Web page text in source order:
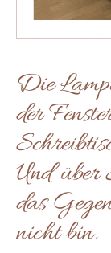
Die
der
Und über
das
nicht bin.